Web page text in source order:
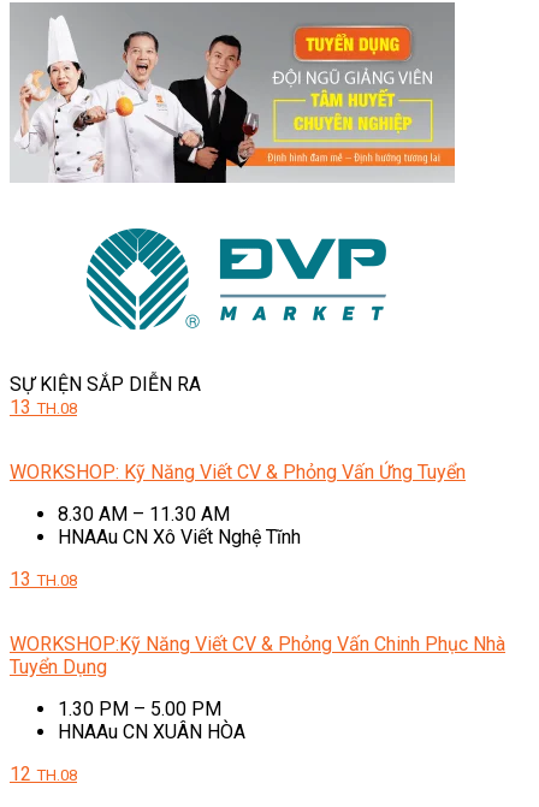
SỰ KIỆN SẮP DIỄN RA
13 TH.08
WORKSHOP: Kỹ Năng Viết CV & Phỏng Vấn Ứng Tuyển
8.30 AM – 11.30 AM
HNAAu CN Xô Viết Nghệ Tĩnh
13 TH.08
WORKSHOP:Kỹ Năng Viết CV & Phỏng Vấn Chinh Phục Nhà
Tuyển Dụng
1.30 PM – 5.00 PM
HNAAu CN XUÂN HÒA
12 TH.08